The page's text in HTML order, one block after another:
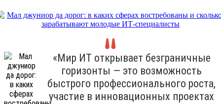
«Мир ИТ открывает безграничные
горизонты — это возможность
быстрого профессионального роста,
участие в инновационных проектах